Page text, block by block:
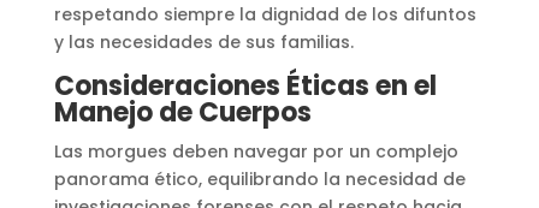
respetando siempre la dignidad de los difuntos
y las necesidades de sus familias​​.
Consideraciones Éticas en el
Manejo de Cuerpos
Las morgues deben navegar por un complejo
panorama ético, equilibrando la necesidad de